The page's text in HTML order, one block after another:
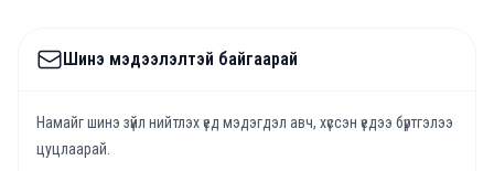
Шинэ мэдээлэлтэй байгаарай
Намайг шинэ зүйл нийтлэх үед мэдэгдэл авч, хүссэн үедээ бүртгэлээ
цуцлаарай.